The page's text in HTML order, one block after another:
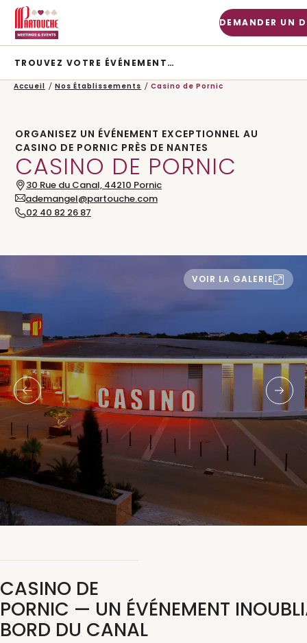
DEMANDER UN
TROUVEZ VOTRE ÉVÉNEMENT…
TYPE D’ÉVÉNEMENT
Accueil Nos Établissements Casino de Pornic
ORGANISEZ UN ÉVÉNEMENT EXCEPTIONNEL AU
CASINO DE PORNIC PRÈS DE NANTES
CASINO DE PORNIC
30 Rue du Canal, 44210 Pornic
ademangel@partouche.com
02 40 82 26 87
VOIR LA GALERIE
CASINO DE
PORNIC — UN ÉVÉNEMENT
BORD DU CANAL